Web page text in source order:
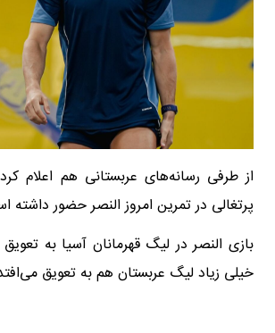
از طرفی رسانه‌های عربستانی هم اعلام
پرتغالی در تمرین امروز النصر حضور داشته
بازی النصر در لیگ قهرمانان آسیا به
خیلی زیاد لیگ عربستان هم به تعویق